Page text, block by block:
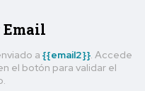
Email
a {{email2}} . Accede
el botón para validar el